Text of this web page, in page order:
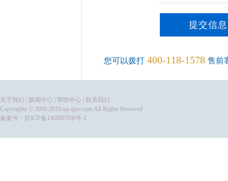
您可以拨打 400-118-1578 售前
关于我们 新闻中心 帮助中心 联系我们
Copyrights © 2009-2019 qq-qiye.com All Rights Reserved
备案号： 苏ICP备14050709号-1